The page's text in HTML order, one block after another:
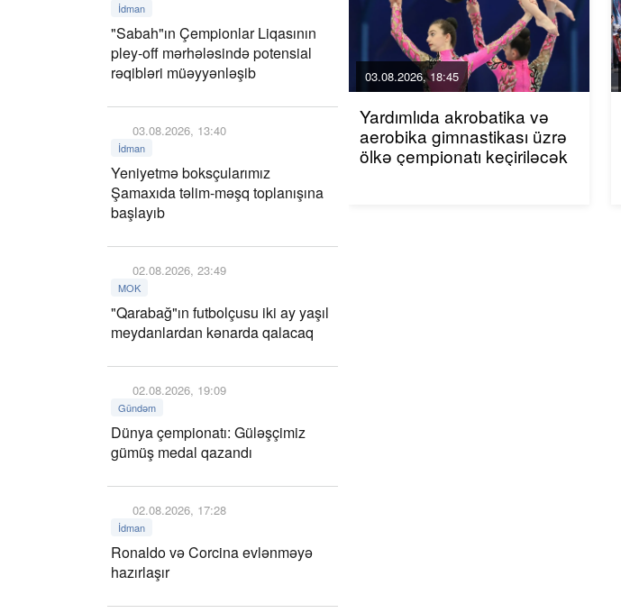
İdman
"Sabah"ın Çempionlar Liqasının
pley-off mərhələsində potensial
rəqibləri müəyyənləşib
03.08.2026, 13:40
İdman
Yeniyetmə boksçularımız
Şamaxıda təlim-məşq toplanışına
başlayıb
02.08.2026, 23:49
MOK
"Qarabağ"ın futbolçusu iki ay yaşıl
meydanlardan kənarda qalacaq
02.08.2026, 19:09
Gündəm
Dünya çempionatı: Güləşçimiz
gümüş medal qazandı
02.08.2026, 17:28
İdman
Ronaldo və Corcina evlənməyə
hazırlaşır
03.08.2026, 18:45
Yardımlıda akrobatika və
aerobika gimnastikası üzrə
ölkə çempionatı keçiriləcək